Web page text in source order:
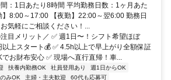
：1日あたり8時間 平均勤務日数：1ヶ月あた
】8:00～17:00 【夜勤】22:00～翌6:00 勤務日
気軽にご相談ください！...
目メリット／ ✅ 週1日〜！シフト希望ほぼ
以上スタート💰 ✅ 4.5h以上で早上がり全額保証
お財布安心 ✅ 現場へ直行直帰！車...
扶養内勤務OK 社員登用あり
週1日からOK
みOK 主婦・主夫歓迎
60代も応募可